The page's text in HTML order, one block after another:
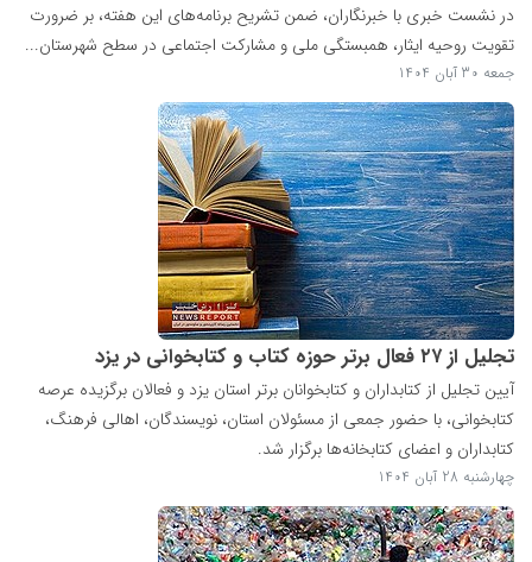
در نشست خبری با خبرنگاران، ضمن تشریح برنامه‌های این هفته، بر ضرورت
تقویت روحیه ایثار، همبستگی ملی و مشارکت اجتماعی در سطح شهرستان...
جمعه 30 آبان 1404
تجلیل از ۲۷ فعال برتر حوزه کتاب و کتابخوانی در یزد
آیین تجلیل از کتابداران و کتابخوانان برتر استان یزد و فعالان برگزیده عرصه
کتابخوانی، با حضور جمعی از مسئولان استان، نویسندگان، اهالی فرهنگ،
کتابداران و اعضای کتابخانه‌ها برگزار شد.
چهارشنبه 28 آبان 1404